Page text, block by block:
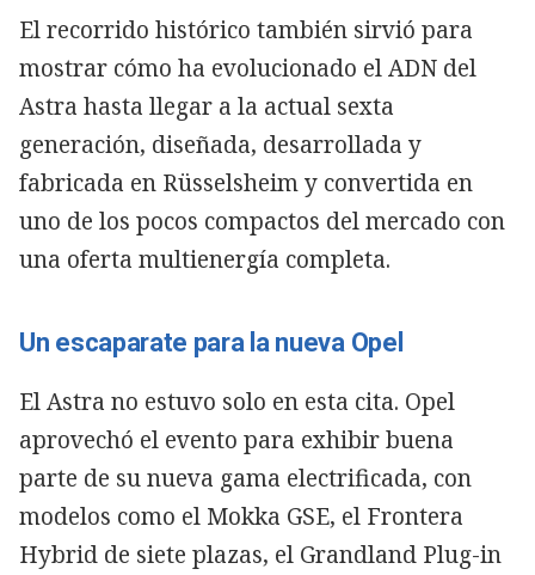
El recorrido histórico también sirvió para
mostrar cómo ha evolucionado el ADN del
Astra hasta llegar a la actual sexta
generación, diseñada, desarrollada y
fabricada en Rüsselsheim y convertida en
uno de los pocos compactos del mercado con
una oferta multienergía completa.
Un escaparate para la nueva Opel
El Astra no estuvo solo en esta cita. Opel
aprovechó el evento para exhibir buena
parte de su nueva gama electrificada, con
modelos como el Mokka GSE, el Frontera
Hybrid de siete plazas, el Grandland Plug-in